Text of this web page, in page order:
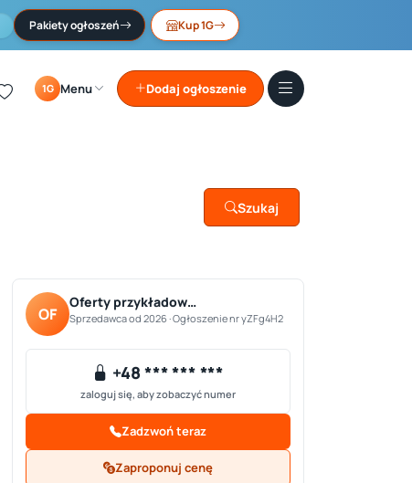
Pakiety ogłoszeń Kup 1G
1G Menu Dodaj ogłoszenie
Szukaj
OF
Oferty przykładow…
Sprzedawca od 2026 · Ogłoszenie nr yZFg4H2
+48 *** *** ***
zaloguj się, aby zobaczyć numer
Zadzwoń teraz
Zaproponuj cenę